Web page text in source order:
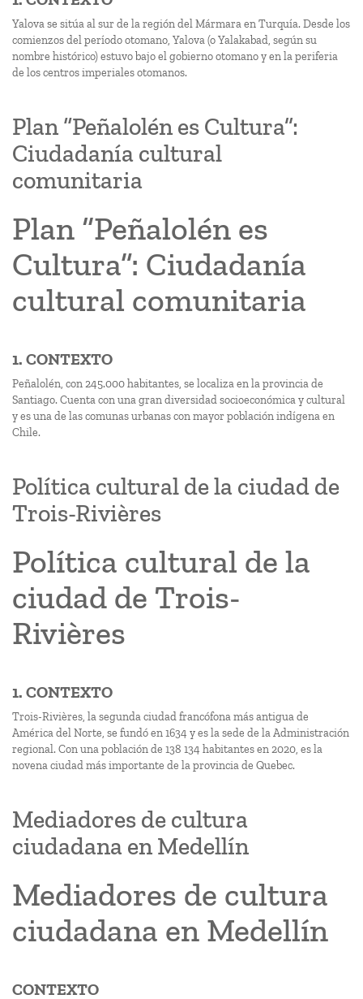
Yalova se sitúa al sur de la región del Mármara en Turquía. Desde los
comienzos del período otomano, Yalova (o Yalakabad, según su
nombre histórico) estuvo bajo el gobierno otomano y en la periferia
de los centros imperiales otomanos.
Plan “Peñalolén es Cultura”:
Ciudadanía cultural
comunitaria
Plan “Peñalolén es
Cultura”: Ciudadanía
cultural comunitaria
1. CONTEXTO
Peñalolén, con 245.000 habitantes, se localiza en la provincia de
Santiago. Cuenta con una gran diversidad socioeconómica y cultural
y es una de las comunas urbanas con mayor población indígena en
Chile.
Política cultural de la ciudad de
Trois-Rivières
Política cultural de la
ciudad de Trois-
Rivières
1. CONTEXTO
Trois-Rivières, la segunda ciudad francófona más antigua de
América del Norte, se fundó en 1634 y es la sede de la Administración
regional. Con una población de 138 134 habitantes en 2020, es la
novena ciudad más importante de la provincia de Quebec.
Mediadores de cultura
ciudadana en Medellín
Mediadores de cultura
ciudadana en Medellín
CONTEXTO